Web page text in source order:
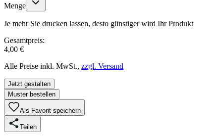
Menge
Je mehr Sie drucken lassen, desto günstiger wird Ihr Produkt
Gesamtpreis:
4,00 €
Alle Preise inkl. MwSt., zzgl. Versand
Jetzt gestalten
Muster bestellen
Als Favorit speichern
Teilen